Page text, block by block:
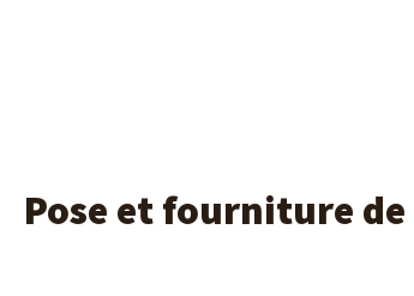
Pose et fourniture